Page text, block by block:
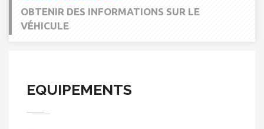
OBTENIR DES INFORMATIONS SUR LE
VÉHICULE
EQUIPEMENTS